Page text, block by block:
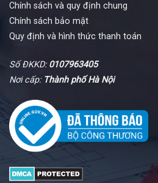
Chính sách và quy định chung
Chính sách bảo mật
Quy định và hình thức thanh toán
Số ĐKKD:0107963405
Nơi cấp: Thành phố Hà Nội